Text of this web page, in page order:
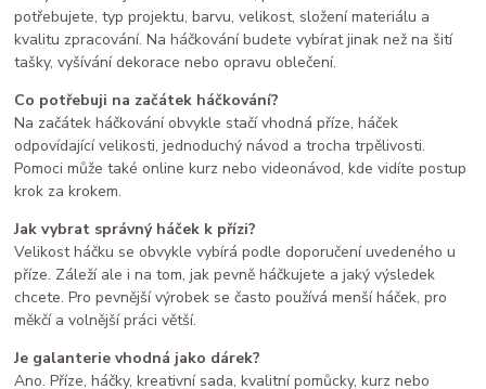
potřebujete, typ projektu, barvu, velikost, složení materiálu a
kvalitu zpracování. Na háčkování budete vybírat jinak než na šití
tašky, vyšívání dekorace nebo opravu oblečení.
Co potřebuji na začátek háčkování?
Na začátek háčkování obvykle stačí vhodná příze, háček
odpovídající velikosti, jednoduchý návod a trocha trpělivosti.
Pomoci může také online kurz nebo videonávod, kde vidíte postup
krok za krokem.
Jak vybrat správný háček k přízi?
Velikost háčku se obvykle vybírá podle doporučení uvedeného u
příze. Záleží ale i na tom, jak pevně háčkujete a jaký výsledek
chcete. Pro pevnější výrobek se často používá menší háček, pro
měkčí a volnější práci větší.
Je galanterie vhodná jako dárek?
Ano. Příze, háčky, kreativní sada, kvalitní pomůcky, kurz nebo